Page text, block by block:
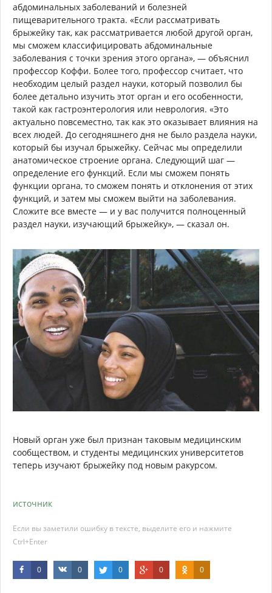
абдоминальных заболеваний и болезней
пищеварительного тракта. «Если рассматривать
брыжейку так, как рассматривается любой другой орган,
мы сможем классифицировать абдоминальные
заболевания с точки зрения этого органа», — объяснил
профессор Коффи. Более того, профессор считает, что
необходим целый раздел науки, который позволил бы
более детально изучить этот орган и его особенности,
такой как гастроэнтерология или неврология. «Это
актуально повсеместно, так как это оказывает влияния на
всех людей. До сегодняшнего дня не было раздела науки,
который бы изучал брыжейку. Сейчас мы определили
анатомическое строение органа. Следующий шаг —
определение его функций. Если мы сможем понять
функции органа, то сможем понять и отклонения от этих
функций, и затем мы сможем выйти на заболевания.
Сложите все вместе — и у вас получится полноценный
раздел науки, изучающий брыжейку», — сказал он.
Новый орган уже был признан таковым медицинским
сообществом, и студенты медицинских университетов
теперь изучают брыжейку под новым ракурсом.
источник
Если вы заметили ошибку в тексте, выделите его и нажмите
Ctrl+Enter
0 0 0 0 0